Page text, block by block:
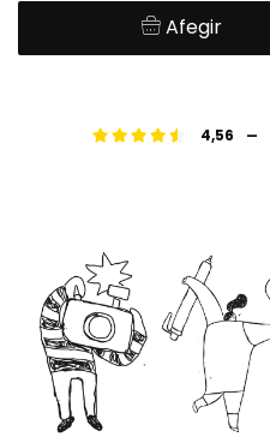
Afegir
4,56 -